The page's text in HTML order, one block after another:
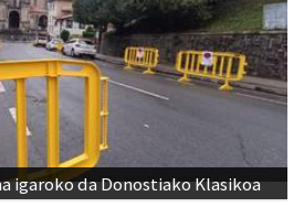
igaroko da Donostiako Klasikoa